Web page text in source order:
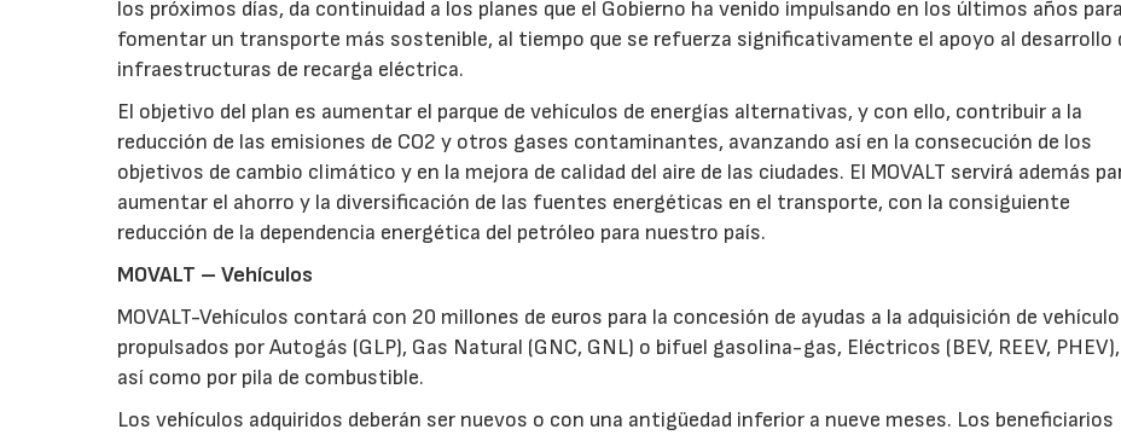
los próximos días, da continuidad a los planes que el Gobierno ha venido impulsando en los últimos años para
fomentar un transporte más sostenible, al tiempo que se refuerza significativamente el apoyo al desarrollo
infraestructuras de recarga eléctrica.
El objetivo del plan es aumentar el parque de vehículos de energías alternativas, y con ello, contribuir a la
reducción de las emisiones de CO2 y otros gases contaminantes, avanzando así en la consecución de los
objetivos de cambio climático y en la mejora de calidad del aire de las ciudades. El MOVALT servirá además
aumentar el ahorro y la diversificación de las fuentes energéticas en el transporte, con la consiguiente
reducción de la dependencia energética del petróleo para nuestro país.
MOVALT – Vehículos
MOVALT-Vehículos contará con 20 millones de euros para la concesión de ayudas a la adquisición de
propulsados por Autogás (GLP), Gas Natural (GNC, GNL) o bifuel gasolina-gas, Eléctricos (BEV, REEV, PHEV),
así como por pila de combustible.
Los vehículos adquiridos deberán ser nuevos o con una antigüedad inferior a nueve meses. Los beneficiarios
23/07/2026 30/07/2026